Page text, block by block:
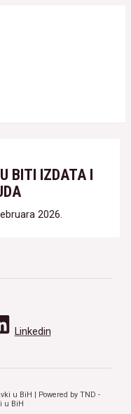
BITI IZDATA I
2026.
Linkedin
u BiH | Powered by TND -
u BiH